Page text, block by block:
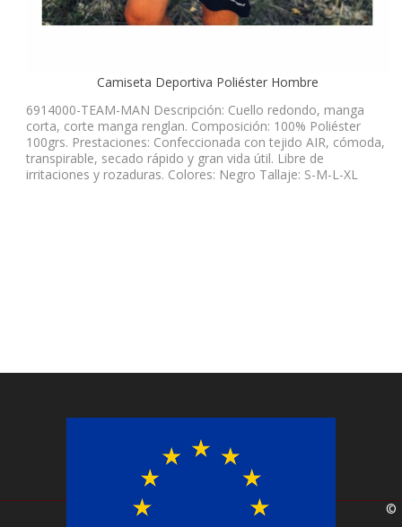
Camiseta Deportiva Poliéster Hombre
6914000-TEAM-MAN Descripción: Cuello redondo, manga
corta, corte manga renglan. Composición: 100% Poliéster
100grs. Prestaciones: Confeccionada con tejido AIR, cómoda,
transpirable, secado rápido y gran vida útil. Libre de
irritaciones y rozaduras. Colores: Negro Tallaje: S-M-L-XL
©